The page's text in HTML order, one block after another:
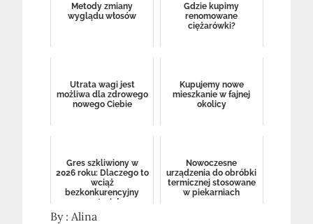
Metody zmiany
wyglądu włosów
Gdzie kupimy
renomowane
ciężarówki?
Utrata wagi jest
możliwa dla zdrowego
nowego Ciebie
Kupujemy nowe
mieszkanie w fajnej
okolicy
Gres szkliwiony w
2026 roku: Dlaczego to
wciąż
bezkonkurencyjny
materiał
wykończeniowy?
Nowoczesne
urządzenia do obróbki
termicznej stosowane
w piekarniach
By : Alina